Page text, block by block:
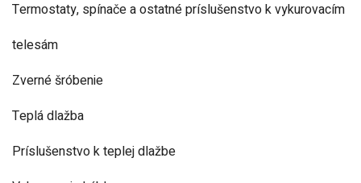
Termostaty, spínače a ostatné príslušenstvo k vykurovacím
telesám
Zverné šróbenie
Teplá dlažba
Príslušenstvo k teplej dlažbe